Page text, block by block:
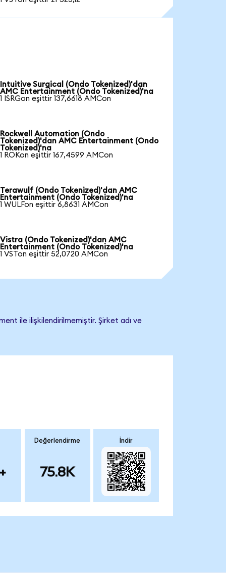
Intuitive Surgical (Ondo Tokenized)'dan
AMC Entertainment (Ondo Tokenized)'na
1 ISRGon eşittir 137,6618 AMCon
Rockwell Automation (Ondo
Tokenized)'dan AMC Entertainment (Ondo
Tokenized)'na
1 ROKon eşittir 167,4599 AMCon
Terawulf (Ondo Tokenized)'dan AMC
Entertainment (Ondo Tokenized)'na
1 WULFon eşittir 6,8631 AMCon
Vistra (Ondo Tokenized)'dan AMC
Entertainment (Ondo Tokenized)'na
1 VSTon eşittir 52,0720 AMCon
ile ilişkilendirilmemiştir. Şirket adı ve
Değerlendirme
75.8K
İndir